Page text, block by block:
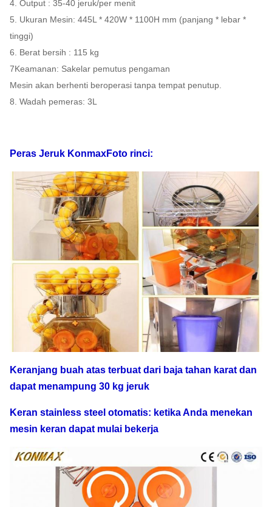
40'
pemuatan
HQ
FOB
20' FT
memuat
120PCS Jaminan
4. Output : 35-40 jeruk/per menit
5. Ukuran Mesin: 445L * 420W * 1100H mm (panjang * lebar *
tinggi)
6. Berat bersih : 115 kg
7Keamanan: Sakelar pemutus pengaman
Mesin akan berhenti beroperasi tanpa tempat penutup.
8. Wadah pemeras: 3L
Peras Jeruk KonmaxFoto rinci:
Keranjang buah atas terbuat dari baja tahan karat dan
dapat menampung 30 kg jeruk
Keran stainless steel otomatis: ketika Anda menekan
mesin keran dapat mulai bekerja